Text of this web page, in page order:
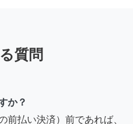
質問
か？
前払い決済）前であれば、